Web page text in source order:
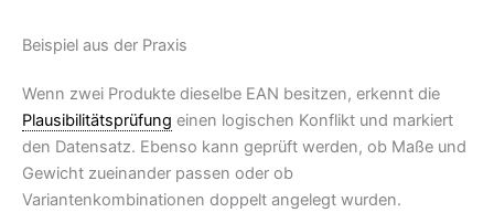
Beispiel aus der Praxis
Wenn zwei Produkte dieselbe EAN besitzen, erkennt die
Plausibilitätsprüfung einen logischen Konflikt und markiert
den Datensatz. Ebenso kann geprüft werden, ob Maße und
Gewicht zueinander passen oder ob
Variantenkombinationen doppelt angelegt wurden.